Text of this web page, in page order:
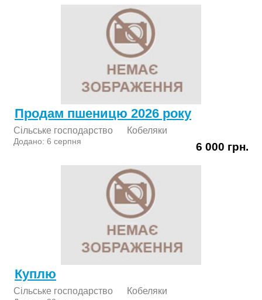
Продам пшеницю 2026 року
Сільське господарство Кобеляки
Додано: 6 серпня 6 000 грн.
Куплю
Сільське господарство Кобеляки